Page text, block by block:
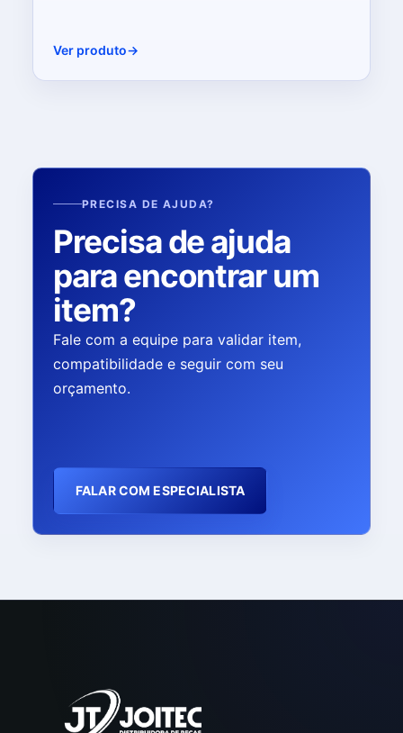
Ver produto
PRECISA DE AJUDA?
Precisa de ajuda
para encontrar um
item?
Fale com a equipe para validar item,
compatibilidade e seguir com seu
orçamento.
FALAR COM ESPECIALISTA